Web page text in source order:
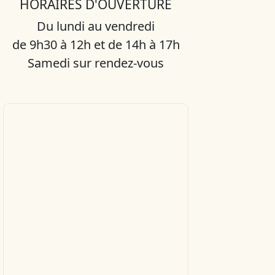
HORAIRES D'OUVERTURE
Du lundi au vendredi
de 9h30 à 12h et de 14h à 17h
Samedi sur rendez-vous